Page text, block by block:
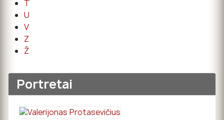
T
U
V
Z
Ž
Portretai